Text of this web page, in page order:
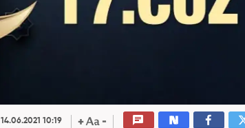
14.06.2021 10:19